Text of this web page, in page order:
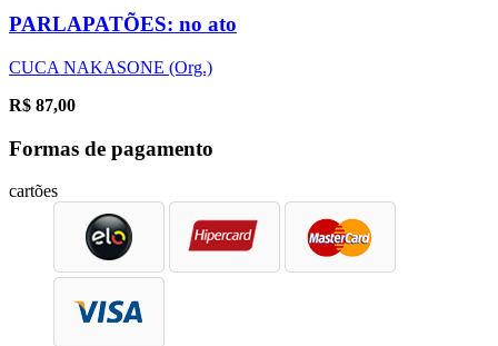
PARLAPATÕES: no ato
CUCA NAKASONE (Org.)
R$ 87,00
Formas de pagamento
cartões